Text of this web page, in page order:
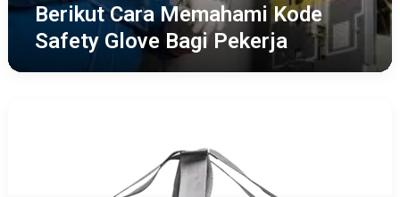
Berikut Cara Memahami Kode
Safety Glove Bagi Pekerja